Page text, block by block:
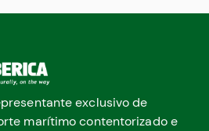
exclusivo de
marítimo contentorizado e